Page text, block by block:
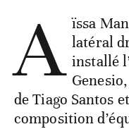
A ïssa
latéral
installé
de Tiago Santos
composition